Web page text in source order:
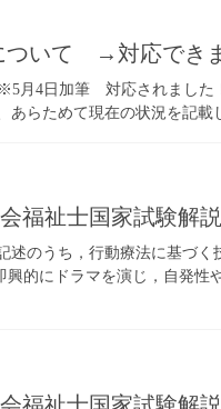
ついて →対応でき
月4日加筆 対応されました
あらためて現在の状況を記
会福祉士国家試験
のうち，行動療法に基づく
的にドラマを演じ，自発